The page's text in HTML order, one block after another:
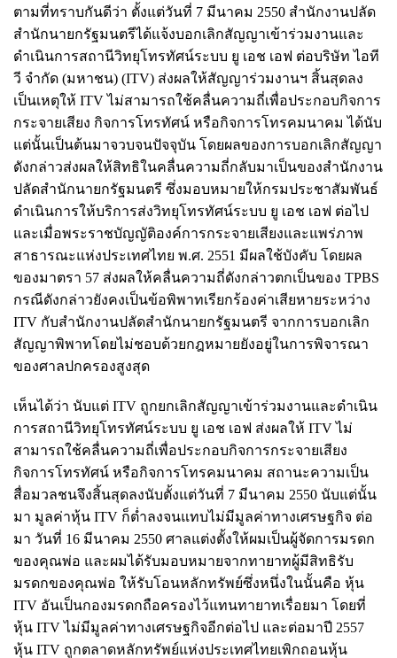
ตามที่ทราบกันดีว่า ตั้งแต่วันที่ 7 มีนาคม 2550 สำนักงานปลัด
สำนักนายกรัฐมนตรีได้แจ้งบอกเลิกสัญญาเข้าร่วมงานและ
ดำเนินการสถานีวิทยุโทรทัศน์ระบบ ยู เอช เอฟ ต่อบริษัท ไอที
วี จำกัด (มหาชน) (ITV) ส่งผลให้สัญญาร่วมงานฯ สิ้นสุดลง
เป็นเหตุให้ ITV ไม่สามารถใช้คลื่นความถี่เพื่อประกอบกิจการ
กระจายเสียง กิจการโทรทัศน์ หรือกิจการโทรคมนาคม ได้นับ
แต่นั้นเป็นต้นมาจวบจนปัจจุบัน โดยผลของการบอกเลิกสัญญา
ดังกล่าวส่งผลให้สิทธิในคลื่นความถี่กลับมาเป็นของสำนักงาน
ปลัดสำนักนายกรัฐมนตรี ซึ่งมอบหมายให้กรมประชาสัมพันธ์
ดำเนินการให้บริการส่งวิทยุโทรทัศน์ระบบ ยู เอช เอฟ ต่อไป
และเมื่อพระราชบัญญัติองค์การกระจายเสียงและแพร่ภาพ
สาธารณะแห่งประเทศไทย พ.ศ. 2551 มีผลใช้บังคับ โดยผล
ของมาตรา 57 ส่งผลให้คลื่นความถี่ดังกล่าวตกเป็นของ TPBS
กรณีดังกล่าวยังคงเป็นข้อพิพาทเรียกร้องค่าเสียหายระหว่าง
ITV กับสำนักงานปลัดสำนักนายกรัฐมนตรี จากการบอกเลิก
สัญญาพิพาทโดยไม่ชอบด้วยกฎหมายยังอยู่ในการพิจารณา
ของศาลปกครองสูงสุด
เห็นได้ว่า นับแต่ ITV ถูกยกเลิกสัญญาเข้าร่วมงานและดำเนิน
การสถานีวิทยุโทรทัศน์ระบบ ยู เอช เอฟ ส่งผลให้ ITV ไม่
สามารถใช้คลื่นความถี่เพื่อประกอบกิจการกระจายเสียง
กิจการโทรทัศน์ หรือกิจการโทรคมนาคม สถานะความเป็น
สื่อมวลชนจึงสิ้นสุดลงนับตั้งแต่วันที่ 7 มีนาคม 2550 นับแต่นั้น
มา มูลค่าหุ้น ITV ก็ต่ำลงจนแทบไม่มีมูลค่าทางเศรษฐกิจ ต่อ
มา วันที่ 16 มีนาคม 2550 ศาลแต่งตั้งให้ผมเป็นผู้จัดการมรดก
ของคุณพ่อ และผมได้รับมอบหมายจากทายาทผู้มีสิทธิรับ
มรดกของคุณพ่อ ให้รับโอนหลักทรัพย์ซึ่งหนึ่งในนั้นคือ หุ้น
ITV อันเป็นกองมรดกถือครองไว้แทนทายาทเรื่อยมา โดยที่
หุ้น ITV ไม่มีมูลค่าทางเศรษฐกิจอีกต่อไป และต่อมาปี 2557
หุ้น ITV ถูกตลาดหลักทรัพย์แห่งประเทศไทยเพิกถอนหุ้น